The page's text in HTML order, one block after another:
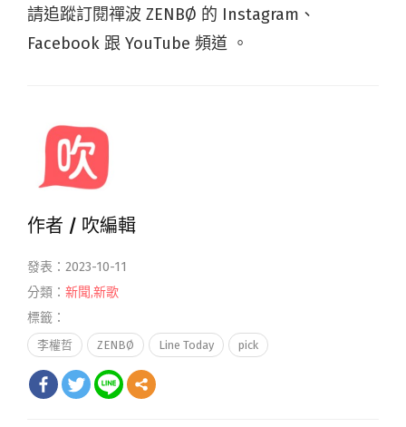
請追蹤訂閱禪波 ZENBØ 的 Instagram、
Facebook 跟 YouTube 頻道 。
作者 / 吹編輯
發表：2023-10-11
分類： 新聞,新歌
標籤：
李權哲 ZENBØ Line Today pick